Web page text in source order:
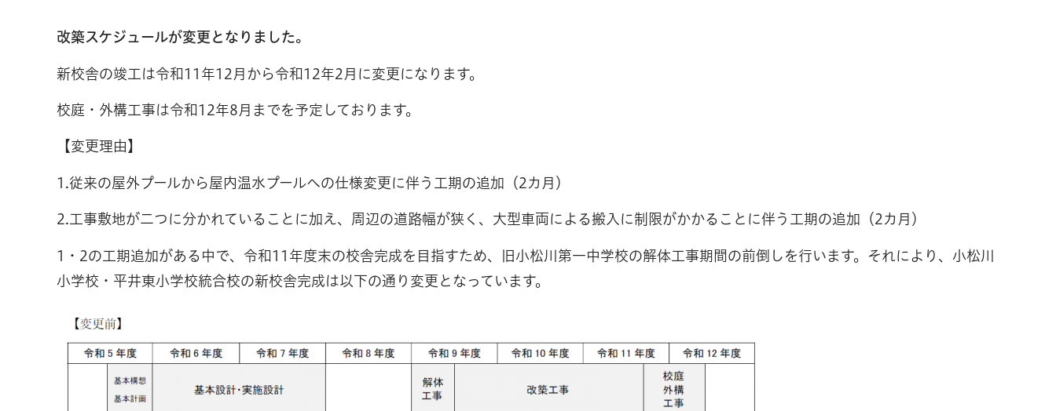
改築スケジュールが変更となりました。
新校舎の竣工は令和11年12月から令和12年2月に変更になります。
校庭・外構工事は令和12年8月までを予定しております。
【変更理由】
1.従来の屋外プールから屋内温水プールへの仕様変更に伴う工期の追加（2カ月）
2.工事敷地が二つに分かれていることに加え、周辺の道路幅が狭く、大型車両による搬入に制限がかかることに伴う工期の追加（2カ月）
1・2の工期追加がある中で、令和11年度末の校舎完成を目指すため、旧小松川第一中学校の解体工事期間の前倒しを行います。それにより、小松川
小学校・平井東小学校統合校の新校舎完成は以下の通り変更となっています。